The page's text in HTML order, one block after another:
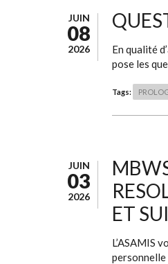
JUIN
08
2026
En qualité
pose les
Tags:
JUIN
03
2026
ET
L’ASAMIS
personnelle